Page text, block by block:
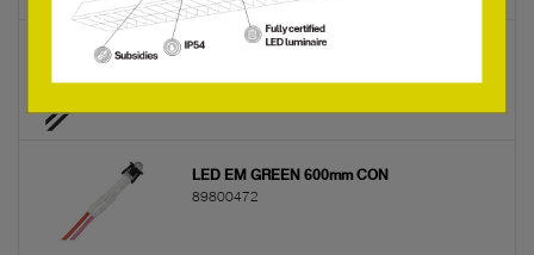
TEST SWITCH EM 2
LED EM GREEN 600mm CON
89800472